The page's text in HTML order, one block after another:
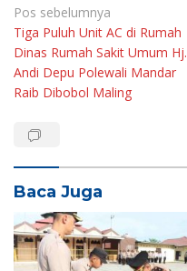
Navigasi
pos
Pos sebelumnya
Tiga Puluh Unit AC di Rumah
Dinas Rumah Sakit Umum Hj.
Andi Depu Polewali Mandar
Raib Dibobol Maling
Baca Juga